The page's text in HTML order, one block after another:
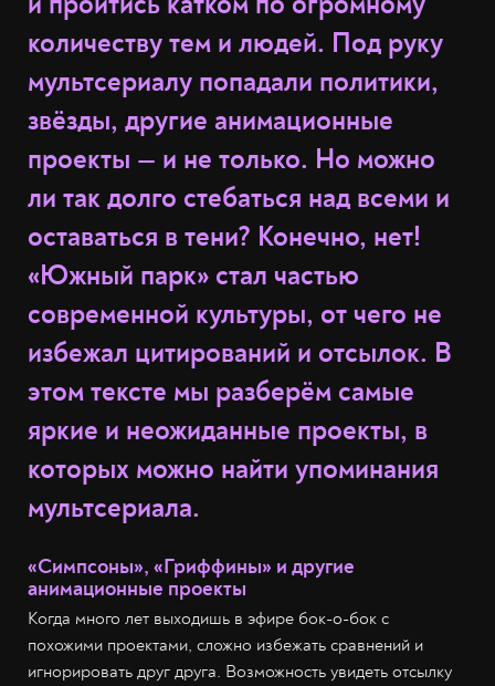
количеству тем и людей. Под руку
мультсериалу попадали политики,
звёзды, другие анимационные
проекты — и не только. Но можно
ли так долго стебаться над всеми и
оставаться в тени? Конечно, нет!
«Южный парк» стал частью
современной культуры, от чего не
избежал цитирований и отсылок. В
этом тексте мы разберём самые
яркие и неожиданные проекты, в
которых можно найти упоминания
мультсериала.
«Симпсоны», «Гриффины» и другие
анимационные проекты
Когда много лет выходишь в эфире бок-о-бок с
похожими проектами, сложно избежать сравнений и
игнорировать друг друга. Возможность увидеть отсылку